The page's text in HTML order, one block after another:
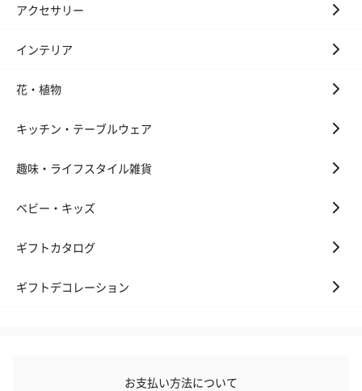
アクセサリー
インテリア
花・植物
キッチン・テーブルウェア
趣味・ライフスタイル雑貨
ベビー・キッズ
ギフトカタログ
ギフトデコレーション
お支払い方法について